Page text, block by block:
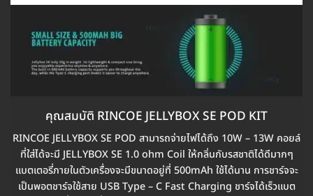
คุณสมบัติ RINCOE JELLYBOX SE POD KIT
RINCOE JELLYBOX SE POD สามารถจ่ายไฟได้ถึง 10W – 13W คอยล์
ที่ใส่ได้จะมี JELLYBOX SE 1.0 ohm Coil ให้กลิ่นกับรสชาติได้ดีมากๆ
แบตเตอรี่ภายในตัวเครื่องจะมีขนาดอยู่ที่ 500mAh ใช้ได้นาน การชาร์จจะ
เป็นพอตชาร์จใช้สาย USB Type – C Fast Charging ชาร์จได้เร็วแบต